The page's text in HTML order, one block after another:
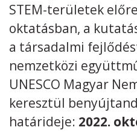
Kövess minket
Adatkezelési tájékoztató
STEM-területek
oktatásban, a
a társadalmi
nemzetközi
UNESCO Magyar
keresztül
határideje: 2022.